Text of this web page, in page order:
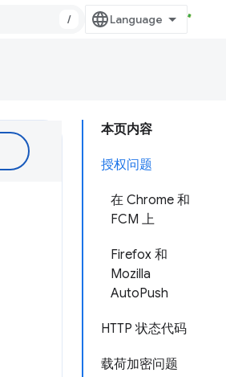
/
本页内容
授权问题
在 Chrome 和
FCM 上
Firefox 和
Mozilla
AutoPush
HTTP 状态代码
载荷加密问题